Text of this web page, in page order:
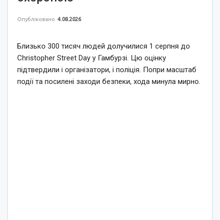
Опубліковано 4.08.2026
Близько 300 тисяч людей долучилися 1 серпня до
Christopher Street Day у Гамбурзі. Цю оцінку
підтвердили і організатори, і поліція. Попри масштаб
події та посилені заходи безпеки, хода минула мирно.